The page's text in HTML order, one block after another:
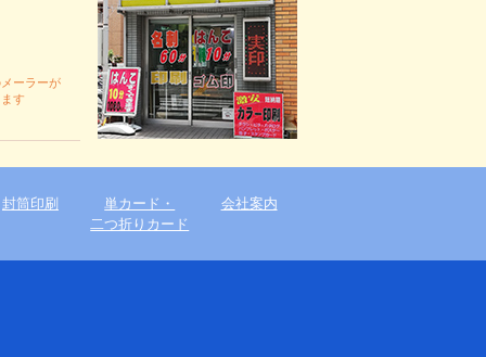
ーラーが
す
封筒印刷
単カード・
二つ折りカード
会社案内